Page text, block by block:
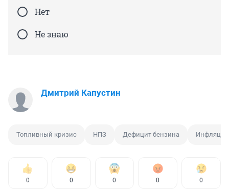
Нет
Не знаю
Дмитрий Капустин
Топливный кризис НПЗ Дефицит бензина Инфляция
0 0 0 0 0